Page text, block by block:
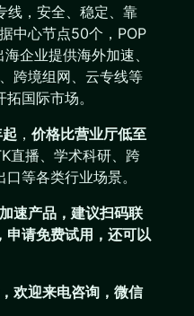
线，安全、稳定、靠
中心节点50个，POP
企业提供海外加速、
跨境组网、云专线等
国际市场。
， 价格比营业厅低至
直播、学术科研、跨
等各类行业场景。
速产品，建议扫码联
申请免费试用，还可以
欢迎来电咨询，微信